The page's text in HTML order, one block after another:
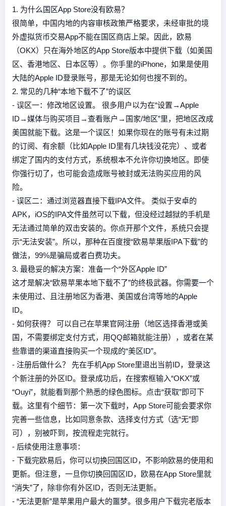
1. 为什么国区App Store没有欧易？
很简单，中国内地的内容审核政策严格要求，未经审批的境
外虚拟货币交易App不能在国区商店上架。因此，欧易
（OKX）只在海外地区的App Store版本中提供下载（如美国
区、香港地区、日本区等）。你手里的iPhone，如果是使用
大陆的Apple ID登录账号，那是无论如何也搜不到的。
2. 常见的几种“本地下载不了”的误区
- 误区一：修改地区设置。 很多用户以为在“设置→Apple
ID→媒体与购买项目→查看账户→国家/地区”里，把地区改成
美国就能下载。这是一个误区！如果你现在的账号有未过期
的订阅、有余额（比如Apple ID里有几块钱没花完）、或者
绑定了国内的支付方式，系统根本不允许你切换地区。即使
你强行切了，也可能会造成账号被封或无法购买应用的风
险。
- 误区二：通过浏览器直接下载IPA文件。 类似于安卓的
APK，iOS的IPA文件虽然可以下载，但没经过越狱的手机是
无法通过简单的双击安装的。你点开那个文件，系统只会提
示“无法安装”。所以，那种在百度搜“欧易苹果版IPA下载”的
做法，99%是骗局或者白费功夫。
3. 最稳妥的解决方案：准备一个“外区Apple ID”
这才是解决“欧易苹果本地下载不了”的终极武器。你需要一个
未使用过、且注册地区为香港、美国或台湾等地的Apple
ID。
- 如何获得？ 可以自己在苹果官网注册（地区选择香港或美
国，不需要绑定支付方式，用QQ邮箱就能注册），或者在某
些靠谱的渠道直接购买一个现成的“美区ID”。
- 注册后做什么？ 先在手机App Store里退出当前ID，登录这
个新注册的外区ID。登录成功后，在搜索框输入“OKX”或
“Ouyi”，就能看到那个熟悉的绿色图标。点击“获取”即可下
载。这里有个细节：第一次下载时，App Store可能会要求你
完善一些信息，比如同意条款、选择支付方式（选“无”即
可），别被吓到，按流程走完就行。
- 后续使用注意事项：
- 下载完欧易后，你可以切换回国区ID，不影响欧易的使用和
更新。但注意，一旦你切换回国区ID，欧易在App Store里就
“消失”了，除非你有外区ID，否则无法更新。
- “无法更新”是苹果用户最大的噩梦。很多用户下载完老版本